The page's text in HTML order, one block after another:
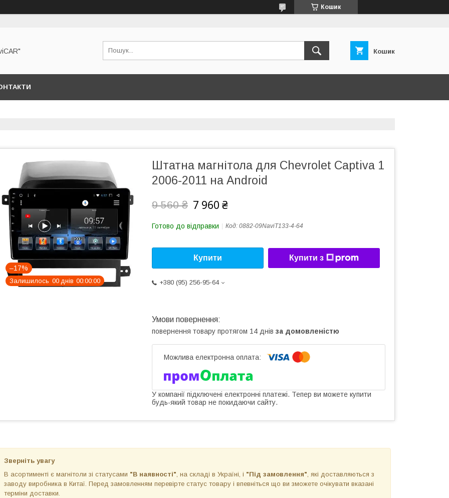
Кошик
Кошик
–17%
Залишилось 00 днів 00 00 00
Штатна магнітола для Chevrolet Captiva 1
2006-2011 на Android
9 560 ₴ 7 960 ₴
Готово до відправки Код: 0882-09NaviT133-4-64
Купити Купити з
+380 (95) 256-95-64
повернення товару протягом 14 днів за домовленістю
У компанії підключені електронні платежі. Тепер ви можете купити
будь-який товар не покидаючи сайту.
Зверніть увагу
В асортименті є магнітоли зі статусами "В наявності" , на складі в Україні, і "Під замовлення" , які доставляються з
заводу виробника в Китаї. Перед замовленням перевірте статус товару і впевніться що ви зможете очікувати вказані
терміни доставки.